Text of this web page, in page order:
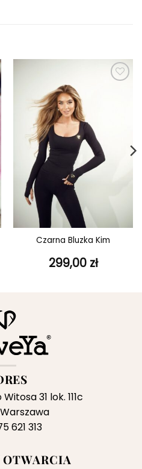
Czarna Bluzka Kim
299,00 zł
31 lok. 111c
621 313